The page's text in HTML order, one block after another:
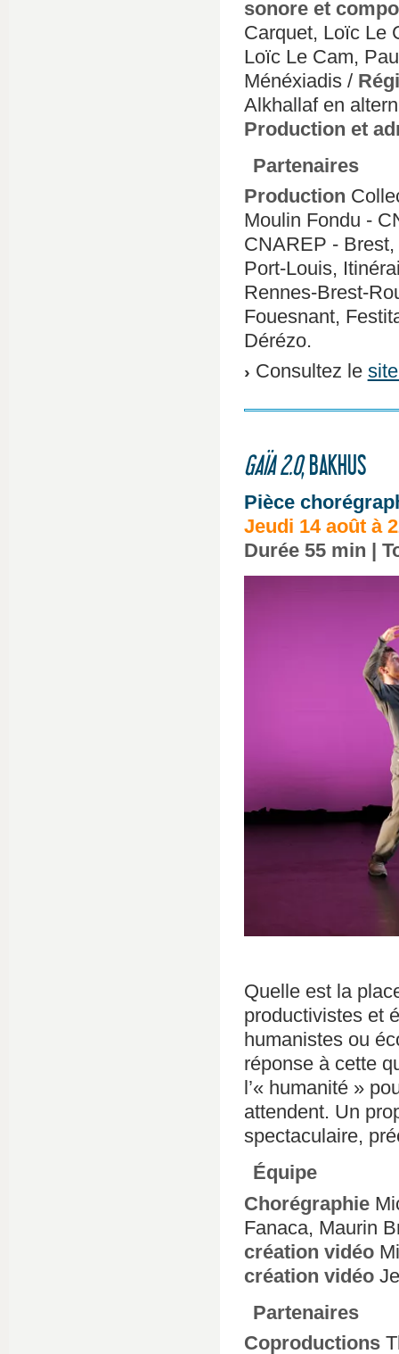
sonore et
Carquet, Loïc Le
Loïc Le Cam,
Ménéxiadis /
Alkhallaf en
Production et
Partenaires
Production
Moulin Fondu -
CNAREP -
Port-Louis,
Rennes-Brest-
Fouesnant,
Dérézo.
Consultez le
GAÏA 2.0, BAKHUS
Pièce
Jeudi 14 août à
Durée 55 min |
Quelle est la
productivistes et
humanistes ou
réponse à cette
l’« humanité »
attendent. Un
spectaculaire,
Équipe
Chorégraphie
Fanaca, Maurin
création vidéo
création vidéo
Partenaires
Coproductions